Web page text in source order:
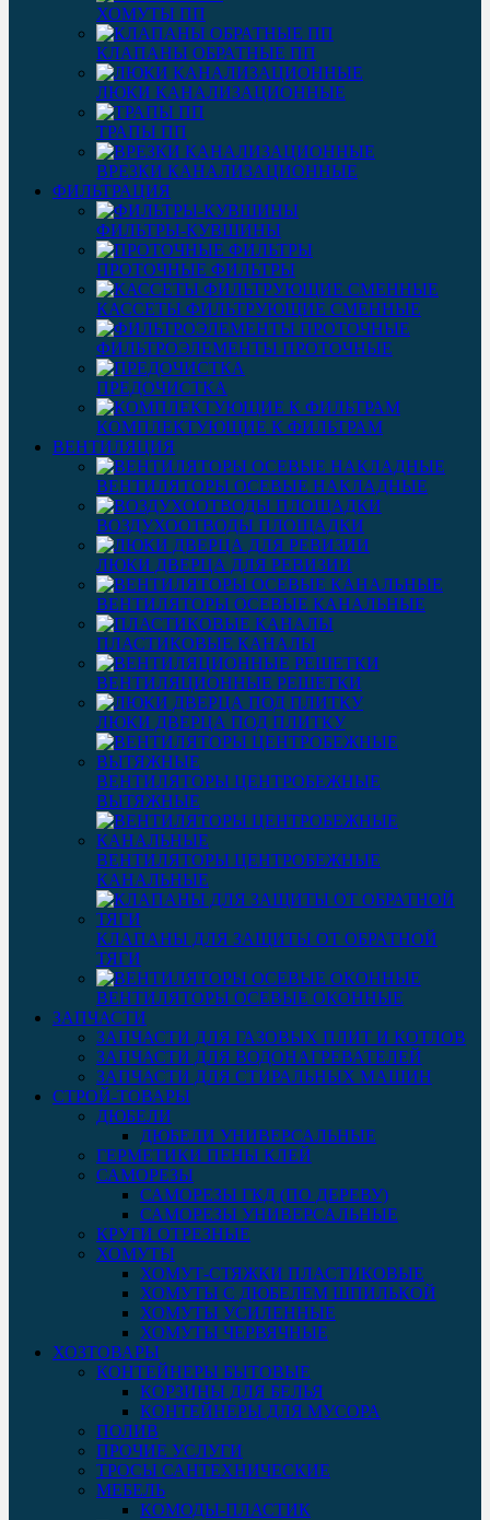
ХОМУТЫ ПП
КЛАПАНЫ ОБРАТНЫЕ ПП
ЛЮКИ КАНАЛИЗАЦИОННЫЕ
ТРАПЫ ПП
ВРЕЗКИ КАНАЛИЗАЦИОННЫЕ
ФИЛЬТРАЦИЯ
ФИЛЬТРЫ-КУВШИНЫ
ПРОТОЧНЫЕ ФИЛЬТРЫ
КАССЕТЫ ФИЛЬТРУЮЩИЕ СМЕННЫЕ
ФИЛЬТРОЭЛЕМЕНТЫ ПРОТОЧНЫЕ
ПРЕДОЧИСТКА
КОМПЛЕКТУЮЩИЕ К ФИЛЬТРАМ
ВЕНТИЛЯЦИЯ
ВЕНТИЛЯТОРЫ ОСЕВЫЕ НАКЛАДНЫЕ
ВОЗДУХООТВОДЫ ПЛОЩАДКИ
ЛЮКИ ДВЕРЦА ДЛЯ РЕВИЗИИ
ВЕНТИЛЯТОРЫ ОСЕВЫЕ КАНАЛЬНЫЕ
ПЛАСТИКОВЫЕ КАНАЛЫ
ВЕНТИЛЯЦИОННЫЕ РЕШЕТКИ
ЛЮКИ ДВЕРЦА ПОД ПЛИТКУ
ВЕНТИЛЯТОРЫ ЦЕНТРОБЕЖНЫЕ
ВЫТЯЖНЫЕ
ВЕНТИЛЯТОРЫ ЦЕНТРОБЕЖНЫЕ
КАНАЛЬНЫЕ
КЛАПАНЫ ДЛЯ ЗАЩИТЫ ОТ ОБРАТНОЙ
ТЯГИ
ВЕНТИЛЯТОРЫ ОСЕВЫЕ ОКОННЫЕ
ЗАПЧАСТИ
ЗАПЧАСТИ ДЛЯ ГАЗОВЫХ ПЛИТ И КОТЛОВ
ЗАПЧАСТИ ДЛЯ ВОДОНАГРЕВАТЕЛЕЙ
ЗАПЧАСТИ ДЛЯ СТИРАЛЬНЫХ МАШИН
СТРОЙ-ТОВАРЫ
ДЮБЕЛИ
ДЮБЕЛИ УНИВЕРСАЛЬНЫЕ
ГЕРМЕТИКИ ПЕНЫ КЛЕЙ
САМОРЕЗЫ
САМОРЕЗЫ ГКД (ПО ДЕРЕВУ)
САМОРЕЗЫ УНИВЕРСАЛЬНЫЕ
КРУГИ ОТРЕЗНЫЕ
ХОМУТЫ
ХОМУТ-СТЯЖКИ ПЛАСТИКОВЫЕ
ХОМУТЫ С ДЮБЕЛЕМ ШПИЛЬКОЙ
ХОМУТЫ УСИЛЕННЫЕ
ХОМУТЫ ЧЕРВЯЧНЫЕ
ХОЗТОВАРЫ
КОНТЕЙНЕРЫ БЫТОВЫЕ
КОРЗИНЫ ДЛЯ БЕЛЬЯ
КОНТЕЙНЕРЫ ДЛЯ МУСОРА
ПОЛИВ
ПРОЧИЕ УСЛУГИ
ТРОСЫ САНТЕХНИЧЕСКИЕ
МЕБЕЛЬ
КОМОДЫ-ПЛАСТИК